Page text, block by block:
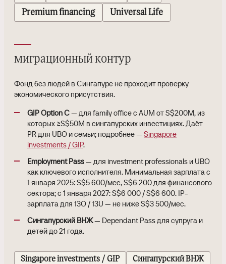
Premium financing Universal Life
миграционный контур
Фонд без людей в Сингапуре не проходит проверку
экономического присутствия.
GIP Option C— для family office с AUM от S$200M, из
которых ≥S$50M в сингапурских инвестициях. Даёт
PR для UBO и семьи; подробнее — Singapore
investments / GIP.
Employment Pass— для investment professionals и UBO
как ключевого исполнителя. Минимальная зарплата с
1 января 2025: S$5 600/мес, S$6 200 для финансового
сектора; с 1 января 2027: S$6 000 / S$6 600. IP-
зарплата для 13O / 13U — не ниже S$3 500/мес.
Сингапурский ВНЖ— Dependant Pass для супруга и
детей до 21 года.
Singapore investments / GIP Сингапурский ВНЖ